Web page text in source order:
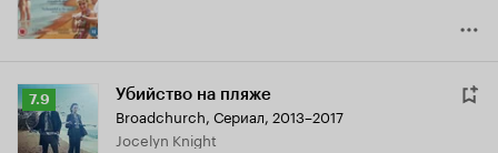
Рейтинг
Кинопоиска
7.9
7.9 Убийство на пляже
Broadchurch, Сериал, 2013–2017
Jocelyn Knight